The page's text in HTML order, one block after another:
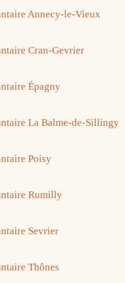
Annecy-le-Vieux
Cran-Gevrier
Épagny
La Balme-de-Sillingy
Poisy
Rumilly
Sevrier
Thônes